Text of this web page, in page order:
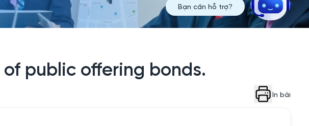
public offering bonds.
In bài
Bạn cần hỗ trợ?